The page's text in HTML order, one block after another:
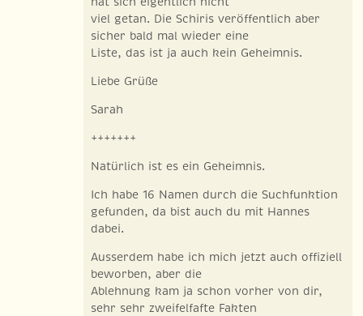
viel getan. Die Schiris veröffentlich aber
sicher bald mal wieder eine
Liste, das ist ja auch kein Geheimnis.
Liebe Grüße
Sarah
+++++++
Natürlich ist es ein Geheimnis.
Ich habe 16 Namen durch die Suchfunktion
gefunden, da bist auch du mit Hannes
dabei.
Ausserdem habe ich mich jetzt auch offiziell
beworben, aber die
Ablehnung kam ja schon vorher von dir,
sehr sehr zweifelfafte Fakten